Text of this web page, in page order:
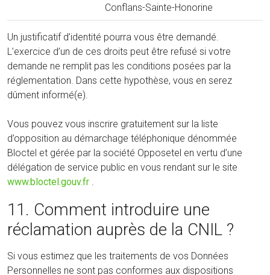
Conflans-Sainte-Honorine
Un justificatif d’identité pourra vous être demandé.
L’exercice d’un de ces droits peut être refusé si votre
demande ne remplit pas les conditions posées par la
réglementation. Dans cette hypothèse, vous en serez
dûment informé(e).
Vous pouvez vous inscrire gratuitement sur la liste
d’opposition au démarchage téléphonique dénommée
Bloctel et gérée par la société Opposetel en vertu d’une
délégation de service public en vous rendant sur le site
www.bloctel.gouv.fr .
11. Comment introduire une
réclamation auprès de la CNIL ?
Si vous estimez que les traitements de vos Données
Personnelles ne sont pas conformes aux dispositions